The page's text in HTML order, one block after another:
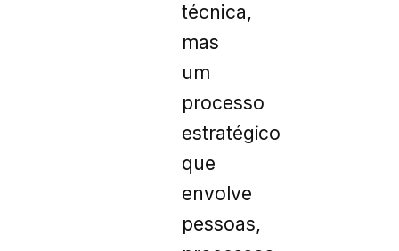
técnica,
mas
um
processo
estratégico
que
envolve
pessoas,